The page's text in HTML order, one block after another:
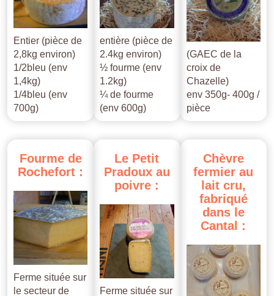
Entier (pièce de
2,8kg environ)
1/2bleu (env
1,4kg)
1/4bleu (env
700g)
entière (pièce de
2.4kg environ)
½ fourme (env
1.2kg)
¼ de fourme
(env 600g)
(GAEC de la
croix de
Chazelle)
env 350g- 400g /
pièce
Fourme de
Rochefort :
Ferme située sur
le secteur de
Le Petit
Pradoux au
poivre :
Ferme située sur
Chèvre
fermier au
lait cru,
fabriqué
dans le
Cantal :